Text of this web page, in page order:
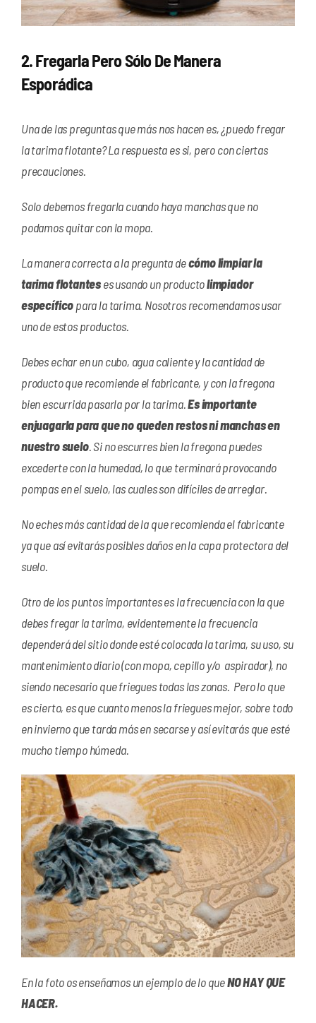
2. Fregarla Pero Sólo De Manera
Esporádica
Una de las preguntas que más nos hacen es, ¿puedo fregar
la tarima flotante? La respuesta es si, pero con ciertas
precauciones.
Solo debemos fregarla cuando haya manchas que no
podamos quitar con la mopa.
La manera correcta a la pregunta decómo limpiar la
tarima flotanteses usando un productolimpiador
específicopara la tarima. Nosotros recomendamos usar
uno de estos productos.
Debes echar en un cubo, agua caliente y la cantidad de
producto que recomiende el fabricante, y con la fregona
bien escurrida pasarla por la tarima.Es importante
enjuagarla para que no queden restos ni manchas en
nuestro suelo. Si no escurres bien la fregona puedes
excederte con la humedad, lo que terminará provocando
pompas en el suelo, las cuales son difíciles de arreglar.
No eches más cantidad de la que recomienda el fabricante
ya que así evitarás posibles daños en la capa protectora del
suelo.
Otro de los puntos importantes es la frecuencia con la que
debes fregar la tarima, evidentemente la frecuencia
dependerá del sitio donde esté colocada la tarima, su uso, su
mantenimiento diario (con mopa, cepillo y/o aspirador), no
siendo necesario que friegues todas las zonas. Pero lo que
es cierto, es que cuanto menos la friegues mejor, sobre todo
en invierno que tarda más en secarse y así evitarás que esté
mucho tiempo húmeda.
En la foto os enseñamos un ejemplo de lo queNO HAY QUE
HACER.